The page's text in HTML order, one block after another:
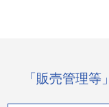
「販売管理